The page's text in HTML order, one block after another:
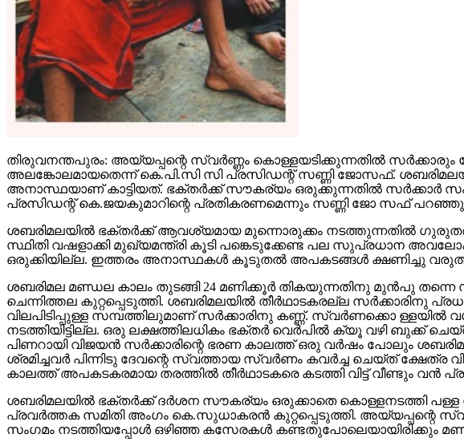
തിരുവനന്തപുരം: അയ്യപ്പന്റെ സ്വര്‍ണ്ണം കൊള്ളയടിക്കുന്നതില്‍ സര്‍ക്കാരും
അലങ്കോലമായതെന്ന് കെ.പി.സി സി പ്രസിഡന്റ് സണ്ണി ജോസഫ്.
അനാസ്ഥയാണ് കാട്ടിയത്. ഭക്തര്‍ക്ക് സൗകര്യം ഒരുക്കുന്നതില്‍ സര്‍ക്കാര്‍
പ്രസിഡന്റ് കെ.ജയകുമാറിന്റെ പ്രതികരണമെന്നും സണ്ണി ജോ സഫ്
ശബരിമലയില്‍ ഭക്തര്‍ക്ക് ആവശ്യമായ മുന്നൊരുക്കം നടത്തുന്നതില്‍
സ്ഥിതി വഷളാക്കി മുഖ്യമന്ത്രി കൂടി പങ്കെടുക്കേണ്ട പല സുപ്രധാന
ഒരുക്കിയില്ല. ഇത്തരം അനാസ്ഥകള്‍ കൂടുതല്‍ അപകടങ്ങള്‍ ക്ഷണിച്ചു
ശബരിമല മണ്ഡല കാലം തുടങ്ങി 24 മണിക്കൂര്‍ തികയുന്നതിനു മുന്‍പു
ചെന്നിത്തല കുറ്റപ്പെടുത്തി. ശബരിമലയില്‍ തീര്‍ഥാടകരല്ല സര്‍ക്കാരിനു
വിലപിടിപ്പുള്ള സമ്പത്തിലുമാണ് സര്‍ക്കാരിനു കണ്ണ്. സ്വര്‍ണക്കൊ
നടത്തിയിട്ടില്ല. ഒരു ലക്ഷത്തിലധികം ഭക്തര്‍ വെര്‍പില്‍ ക്യൂ വഴി ബുക്ക്
പിണറായി വിജയന്‍ സര്‍ക്കാരിന്റെ ഭരണ കാലത്ത് ഒരു വര്‍ഷം പോലും
ശ്രമിച്ചവര്‍ പിന്നിടു ദേവന്റെ സ്വത്തായ സ്വര്‍ണം കവര്‍ച്ച ചെയ്ത്
കാലത്ത് അപകടകരമായ തരത്തില്‍ തീര്‍ഥാടകരെ കടത്തി വിട്ട് വീണ്ടും വന്‍
ശബരിമലയില്‍ ഭക്തര്‍ക്ക് ദര്‍ശന സൗകര്യം ഒരുക്കാതെ കൊള്ളനടത്തി
പ്രവര്‍ത്തക സമിതി അംഗം കെ.സുധാകരന്‍ കുറ്റപ്പെടുത്തി. അയ്യപ്പന്റെ
സംഗമം നടത്തിയപ്പോള്‍ ഒഴിഞ്ഞ കസേരകള്‍ കണ്ടതുപോലെയായിരിക്കും